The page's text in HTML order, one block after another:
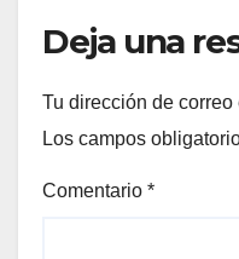
Deja una
Tu dirección de
Los campos
Comentario *